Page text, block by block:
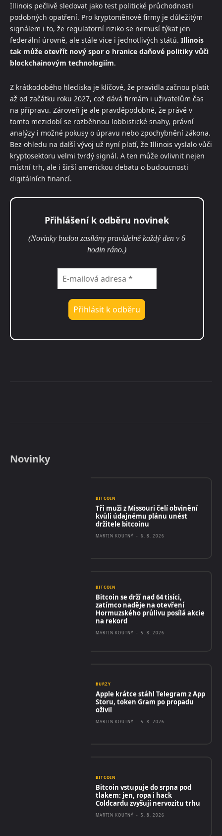
Illinois pečlivě sledovat jako test politické průchodnosti
podobných opatření. Pro kryptoměnové firmy je důležitým
signálem i to, že regulatorní riziko se nemusí týkat jen
federální úrovně, ale stále více i jednotlivých států. Illinois
tak může otevřít nový spor o hranice daňové politiky vůči
blockchainovým technologiím.
Z krátkodobého hlediska je klíčové, že pravidla začnou platit
až od začátku roku 2027, což dává firmám i uživatelům čas
na přípravu. Zároveň je ale pravděpodobné, že právě v
tomto mezidobí se rozběhnou lobbistické snahy, právní
analýzy i možné pokusy o úpravu nebo zpochybnění zákona.
Bez ohledu na další vývoj už nyní platí, že Illinois vyslalo vůči
kryptosektoru velmi tvrdý signál. A ten může ovlivnit nejen
místní trh, ale i širší americkou debatu o budoucnosti
digitálních financí.
Přihlášení k odběru novinek
(Novinky budou zasílány pravidelně každý den v 6
hodin ráno.)
Novinky
BITCOIN
Tři muži z Missouri čelí obvinění
kvůli údajnému plánu unést
držitele bitcoinu
MARTIN KOUTNÝ - 6. 8. 2026
BITCOIN
Bitcoin se drží nad 64 tisíci,
zatímco naděje na otevření
Hormuzského průlivu posílá akcie
na rekord
MARTIN KOUTNÝ - 5. 8. 2026
BURZY
Apple krátce stáhl Telegram z App
Storu, token Gram po propadu
oživil
MARTIN KOUTNÝ - 5. 8. 2026
BITCOIN
Bitcoin vstupuje do srpna pod
tlakem: jen, ropa i hack
Coldcardu zvyšují nervozitu trhu
MARTIN KOUTNÝ - 5. 8. 2026